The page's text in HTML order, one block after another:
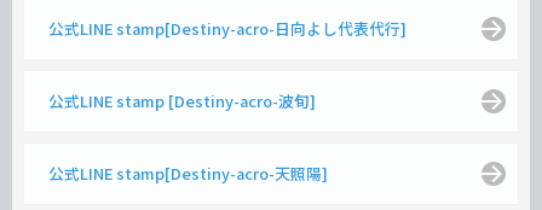
公式LINE stamp[Destiny-acro-日向よし代表代行]
公式LINE stamp [Destiny-acro-波旬]
公式LINE stamp[Destiny-acro-天照陽]